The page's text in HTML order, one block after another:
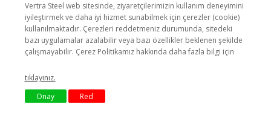
Vertra Steel web sitesinde, ziyaretçilerimizin kullanım deneyimini
iyileştirmek ve daha iyi hizmet sunabilmek için çerezler (cookie)
kullanılmaktadır. Çerezleri reddetmeniz durumunda, sitedeki
bazı uygulamalar azalabilir veya bazı özellikler beklenen şekilde
çalışmayabilir. Çerez Politikamız hakkında daha fazla bilgi için
tıklayınız.
Onay
Red